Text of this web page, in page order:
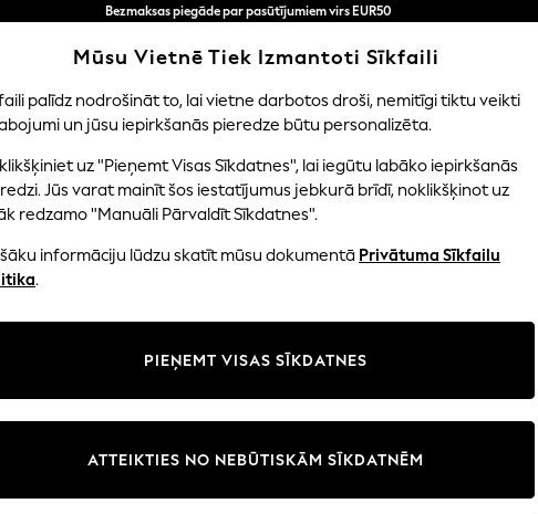
Bezmaksas piegāde par pasūtījumiem virs EUR50
Tagad jūs varat
iepirkties latviešu valodā!
ZĒNI MAZULIS SIEVIETES
Mūsu Vietnē Tiek Izmantoti Sīkfaili
palīdz nodrošināt to, lai vietne darbotos droši, nemitīgi tiktu veikti
un jūsu iepirkšanās pieredze būtu personalizēta.
uz "Pieņemt Visas Sīkdatnes", lai iegūtu labāko iepirkšanās
Jūs varat mainīt šos iestatījumus jebkurā brīdī, noklikšķinot uz
redzamo "Manuāli Pārvaldīt Sīkdatnes".
informāciju lūdzu skatīt mūsu dokumentā Privātuma Sīkfailu
.
PIEŅEMT VISAS SĪKDATNES
ATTEIKTIES NO NEBŪTISKĀM SĪKDATNĒM